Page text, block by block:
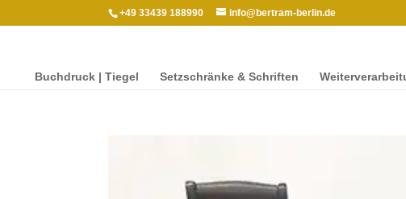
+49 33439 188990 info@bertram-berlin.de
Buch­druck | Tiegel Setzschränke & Schriften